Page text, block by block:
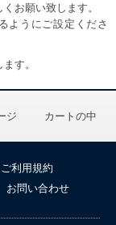
お願い致します。
ようにご設定くださ
す。
ジ カートの中
ご利用規約
お問い合わせ